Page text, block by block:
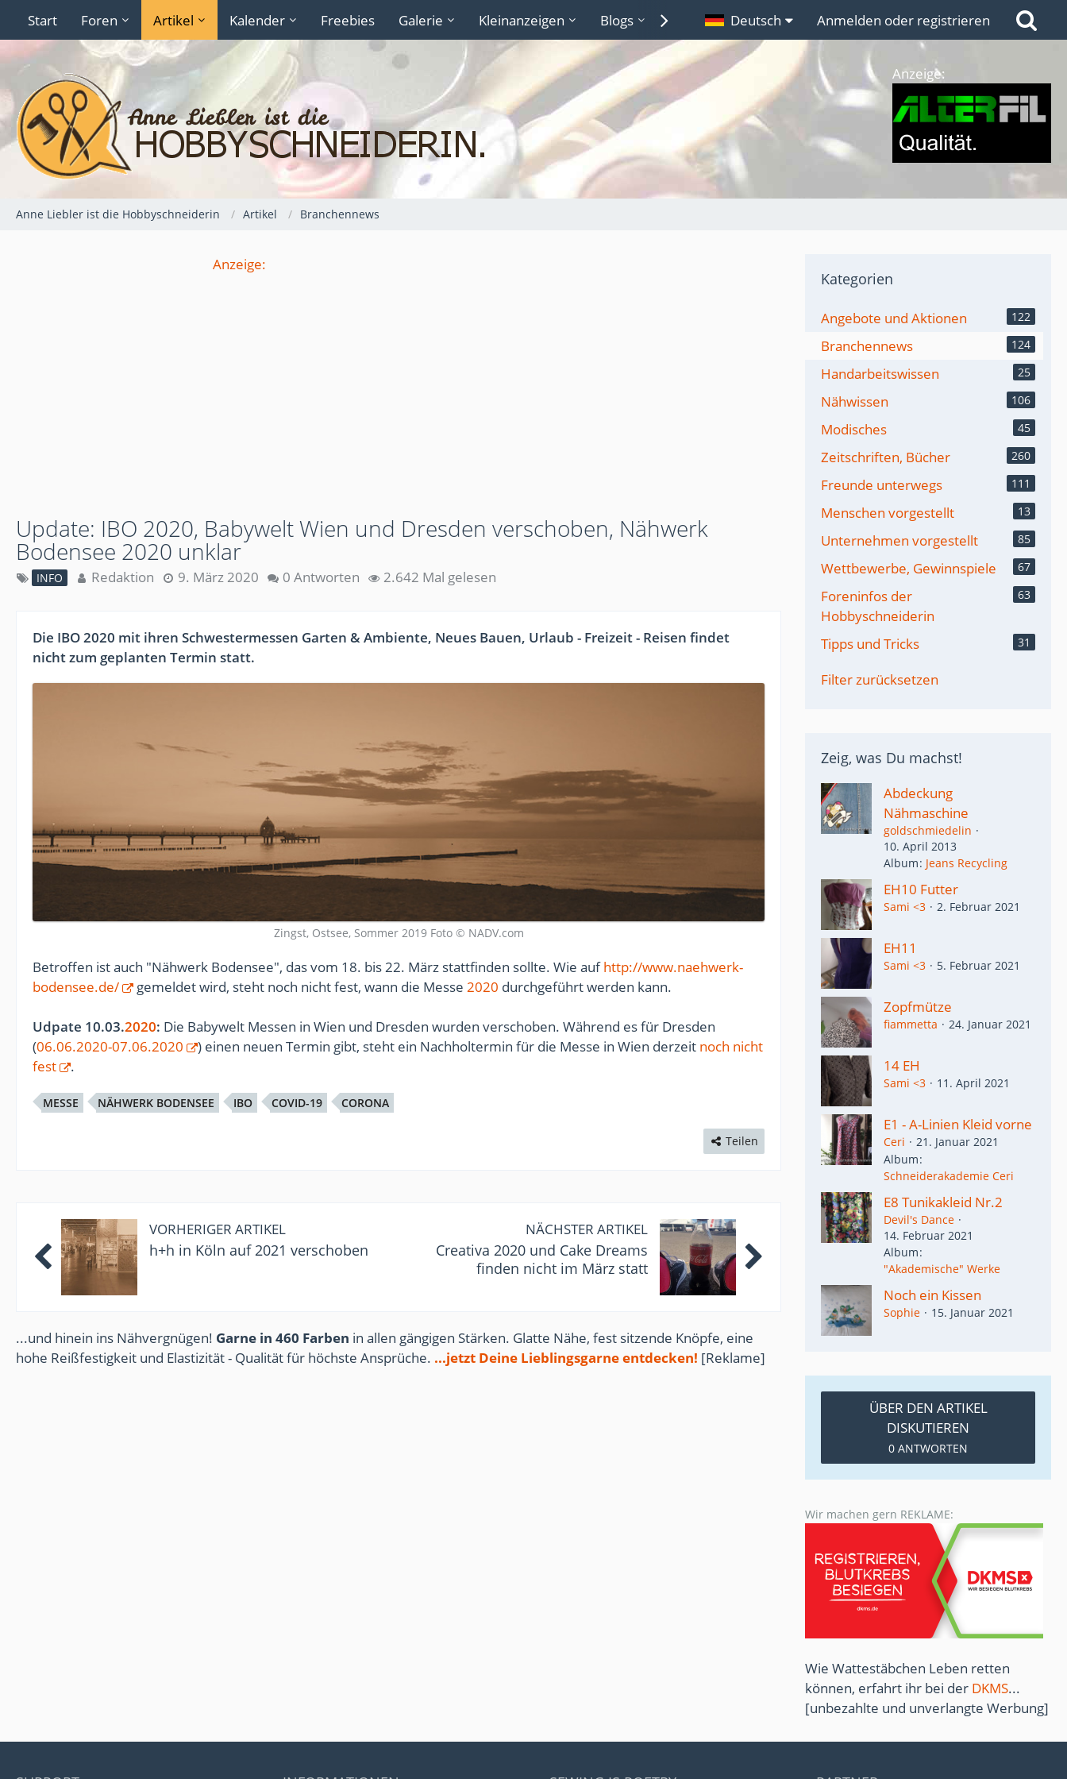
Start Foren Artikel Kalender Freebies Galerie Kleinanzeigen Blogs Lexikon Links
Deutsch Anmelden oder registrieren
Anzeige:
Anne Liebler ist die Hobbyschneiderin Artikel Branchennews
Anzeige:
Update: IBO 2020, Babywelt Wien und Dresden verschoben, Nähwerk
Bodensee 2020 unklar
INFO Redaktion 9. März 2020 0 Antworten 2.642 Mal gelesen
Die IBO 2020 mit ihren Schwestermessen Garten & Ambiente, Neues Bauen, Urlaub - Freizeit - Reisen findet
nicht zum geplanten Termin statt.
Zingst, Ostsee, Sommer 2019 Foto © NADV.com
Betroffen ist auch "Nähwerk Bodensee", das vom 18. bis 22. März stattfinden sollte. Wie aufhttp://www.naehwerk-
bodensee.de/
gemeldet wird, steht noch nicht fest, wann die Messe 2020 durchgeführt werden kann.
Udpate 10.03.2020: Die Babywelt Messen in Wien und Dresden wurden verschoben. Während es für Dresden
(06.06.2020-07.06.2020 ) einen neuen Termin gibt, steht ein Nachholtermin für die Messe in Wien derzeit noch nicht
fest
.
MESSE NÄHWERK BODENSEE IBO COVID-19 CORONA
Teilen
VORHERIGER ARTIKEL
h+h in Köln auf 2021 verschoben
NÄCHSTER ARTIKEL
Creativa 2020 und Cake Dreams
finden nicht im März statt
...und hinein ins Nähvergnügen! Garne in 460 Farben in allen gängigen Stärken. Glatte Nähe, fest sitzende Knöpfe, eine
hohe Reißfestigkeit und Elastizität - Qualität für höchste Ansprüche. ...jetzt Deine Lieblingsgarne entdecken! [Reklame]
Kategorien
Angebote und Aktionen 122
Branchennews 124
Handarbeitswissen 25
Nähwissen 106
Modisches 45
Zeitschriften, Bücher 260
Freunde unterwegs 111
Menschen vorgestellt 13
Unternehmen vorgestellt 85
Wettbewerbe, Gewinnspiele 67
Foreninfos der
Hobbyschneiderin
63
Tipps und Tricks 31
Filter zurücksetzen
Zeig, was Du machst!
Abdeckung
Nähmaschine
goldschmiedelin
10. April 2013
Album Jeans Recycling
EH10 Futter
Sami <3 2. Februar 2021
EH11
Sami <3 5. Februar 2021
Zopfmütze
fiammetta 24. Januar 2021
14 EH
Sami <3 11. April 2021
E1 - A-Linien Kleid vorne
Ceri
21. Januar 2021
Album
Schneiderakademie Ceri
E8 Tunikakleid Nr.2
Devil's Dance
14. Februar 2021
Album
"Akademische" Werke
Noch ein Kissen
Sophie 15. Januar 2021
ÜBER DEN ARTIKEL
DISKUTIEREN
0 ANTWORTEN
Wir machen gern REKLAME:
Wie Wattestäbchen Leben retten
können, erfahrt ihr bei der DKMS...
[unbezahlte und unverlangte Werbung]